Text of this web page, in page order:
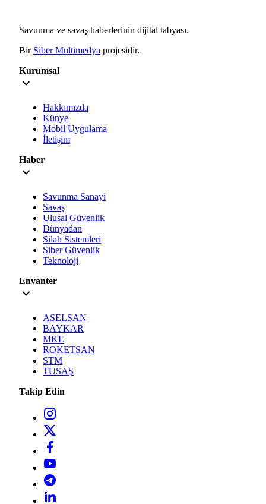
Savunma ve savaş haberlerinin dijital tabyası.
Bir Siber Multimedya projesidir.
Kurumsal
Hakkımızda
Künye
Mobil Uygulama
İletişim
Haber
Savunma Sanayi
Savaş
Ulusal Güvenlik
Dünyadan
Silah Sistemleri
Siber Güvenlik
Teknoloji
Envanter
ASELSAN
BAYKAR
MKE
ROKETSAN
STM
TUSAŞ
Takip Edin